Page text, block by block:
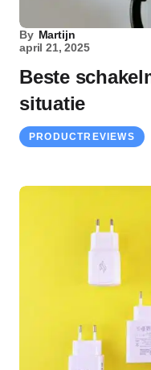
By Martijn
april 21, 2025
Beste
situatie
PRODUCTREVIEWS